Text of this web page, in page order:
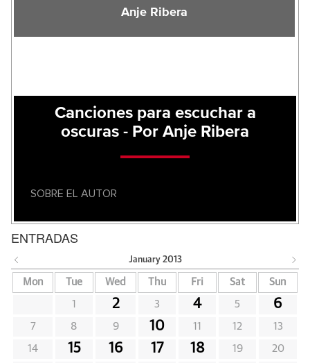
Anje Ribera
Canciones para escuchar a
oscuras - Por Anje Ribera
SOBRE EL AUTOR
ENTRADAS
January 2013
Mon Tue Wed Thu Fri Sat Sun
1 2 3 4 5 6
7 8 9 10 11 12 13
14 15 16 17 18 19 20